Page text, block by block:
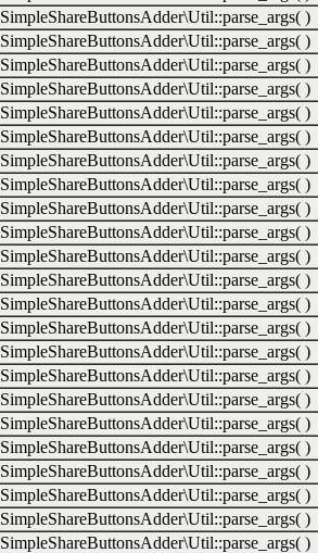
SimpleShareButtonsAdder\Util::parse_args( )
SimpleShareButtonsAdder\Util::parse_args( )
SimpleShareButtonsAdder\Util::parse_args( )
SimpleShareButtonsAdder\Util::parse_args( )
SimpleShareButtonsAdder\Util::parse_args( )
SimpleShareButtonsAdder\Util::parse_args( )
SimpleShareButtonsAdder\Util::parse_args( )
SimpleShareButtonsAdder\Util::parse_args( )
SimpleShareButtonsAdder\Util::parse_args( )
SimpleShareButtonsAdder\Util::parse_args( )
SimpleShareButtonsAdder\Util::parse_args( )
SimpleShareButtonsAdder\Util::parse_args( )
SimpleShareButtonsAdder\Util::parse_args( )
SimpleShareButtonsAdder\Util::parse_args( )
SimpleShareButtonsAdder\Util::parse_args( )
SimpleShareButtonsAdder\Util::parse_args( )
SimpleShareButtonsAdder\Util::parse_args( )
SimpleShareButtonsAdder\Util::parse_args( )
SimpleShareButtonsAdder\Util::parse_args( )
SimpleShareButtonsAdder\Util::parse_args( )
SimpleShareButtonsAdder\Util::parse_args( )
SimpleShareButtonsAdder\Util::parse_args( )
SimpleShareButtonsAdder\Util::parse_args( )